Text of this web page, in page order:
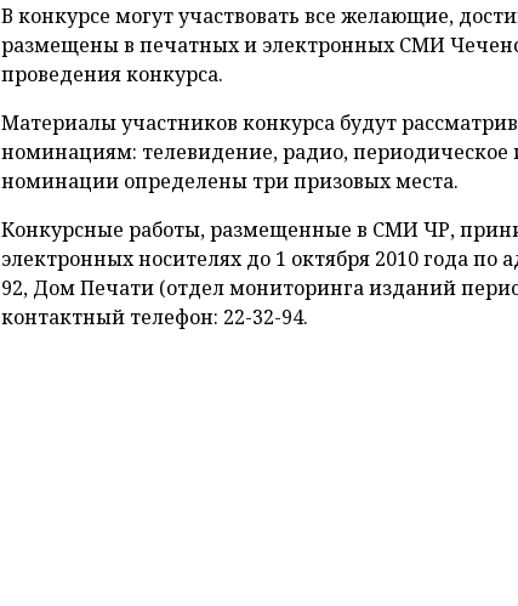
В конкурсе могут участвовать все желающие,
размещены в печатных и электронных СМИ
проведения конкурса.
Материалы участников конкурса будут
номинациям: телевидение, радио,
номинации определены три призовых места.
Конкурсные работы, размещенные в СМИ ЧР,
электронных носителях до 1 октября 2010 года по
92, Дом Печати (отдел мониторинга изданий
контактный телефон: 22-32-94.